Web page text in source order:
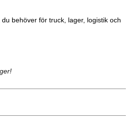
behöver för truck, lager, logistik och